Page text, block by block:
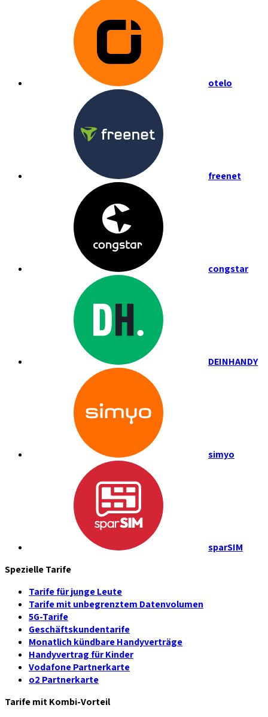
otelo
freenet
congstar
DEINHANDY
simyo
sparSIM
Spezielle Tarife
Tarife für junge Leute
Tarife mit unbegrenztem Datenvolumen
5G-Tarife
Geschäftskundentarife
Monatlich kündbare Handyverträge
Handyvertrag für Kinder
Vodafone Partnerkarte
o2 Partnerkarte
Tarife mit Kombi-Vorteil